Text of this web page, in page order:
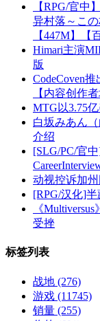
【RPG/官中
异村落～こ
【447M】【
Himari主演
版
CodeCoven
【内容创作者
MTG以3.75
白坂みあん
介绍
[SLG/PC/官
动视控诉加
[RPG/汉化]
《
受挫
标签列表
战地 (276)
游戏 (11745)
销量 (255)